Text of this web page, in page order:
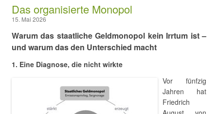
Das organisierte Monopol
15. Mai 2026
Warum das staatliche Geldmonopol kein Irrtum ist –
und warum das den Unterschied macht
1. Eine Diagnose, die nicht wirkte
Vor fünfzig
Jahren hat
Friedrich